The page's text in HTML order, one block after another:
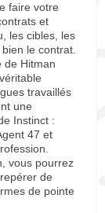
faire votre
et
les cibles, les
le contrat.
de Hitman
travaillés
une
Instinct :
47 et
vous pourrez
de
de pointe